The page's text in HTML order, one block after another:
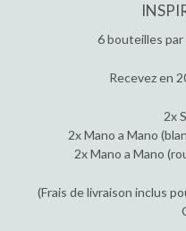
6 bouteilles
Recevez en
2x
2x Mano a Mano
2x Mano a Mano
(Frais de livraison inclus